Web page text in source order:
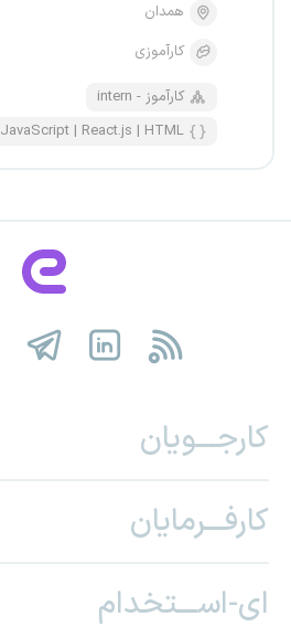
همدان
کارآموزی
intern - کارآموز
JavaScript | React.js | HTML
کارجـــویان
کارفـــرمایان
ای-اســـتخدام